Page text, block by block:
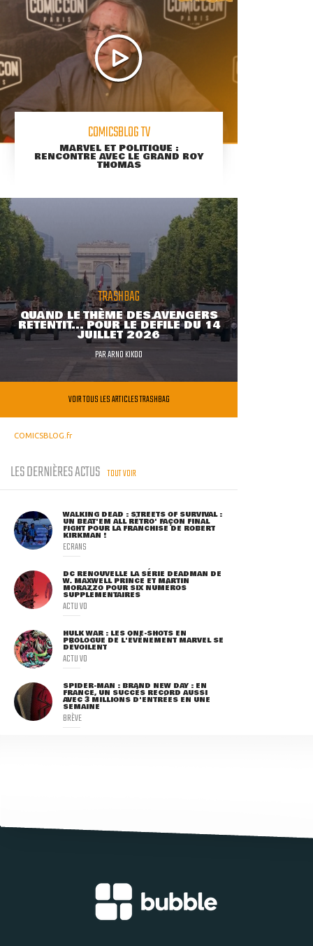
COMICSBLOG TV
MARVEL ET POLITIQUE :
RENCONTRE AVEC LE GRAND ROY
THOMAS
TRASHBAG
QUAND LE THÈME DES AVENGERS
RETENTIT... POUR LE DÉFILÉ DU 14
JUILLET 2026
PARARNO KIKOO
VOIR TOUS LES ARTICLES TRASHBAG
COMICSBLOG.fr
LES DERNIÈRES ACTUS TOUT VOIR
WALKING DEAD : STREETS OF SURVIVAL :
UN BEAT'EM ALL RÉTRO' FAÇON FINAL
FIGHT POUR LA FRANCHISE DE ROBERT
KIRKMAN !
ECRANS
DC RENOUVELLE LA SÉRIE DEADMAN DE
W. MAXWELL PRINCE ET MARTIN
MORAZZO POUR SIX NUMÉROS
SUPPLÉMENTAIRES
ACTU VO
HULK WAR : LES ONE-SHOTS EN
PROLOGUE DE L'ÉVÈNEMENT MARVEL SE
DÉVOILENT
ACTU VO
SPIDER-MAN : BRAND NEW DAY : EN
FRANCE, UN SUCCÈS RECORD AUSSI
AVEC 3 MILLIONS D'ENTRÉES EN UNE
SEMAINE
BRÈVE